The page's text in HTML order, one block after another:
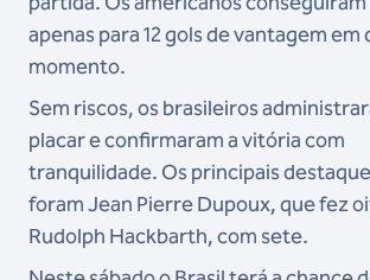
apenas para 12 gols de vantagem
momento.
Sem riscos, os brasileiros
placar e confirmaram a vitória com
tranquilidade. Os principais
foram Jean Pierre Dupoux, que fez
Rudolph Hackbarth, com sete.